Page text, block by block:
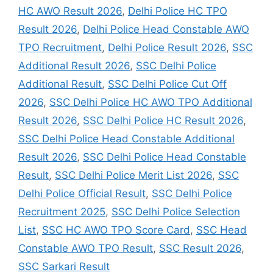
HC AWO Result 2026, Delhi Police HC TPO
Result 2026, Delhi Police Head Constable AWO
TPO Recruitment, Delhi Police Result 2026, SSC
Additional Result 2026, SSC Delhi Police
Additional Result, SSC Delhi Police Cut Off
2026, SSC Delhi Police HC AWO TPO Additional
Result 2026, SSC Delhi Police HC Result 2026,
SSC Delhi Police Head Constable Additional
Result 2026, SSC Delhi Police Head Constable
Result, SSC Delhi Police Merit List 2026, SSC
Delhi Police Official Result, SSC Delhi Police
Recruitment 2025, SSC Delhi Police Selection
List, SSC HC AWO TPO Score Card, SSC Head
Constable AWO TPO Result, SSC Result 2026,
SSC Sarkari Result